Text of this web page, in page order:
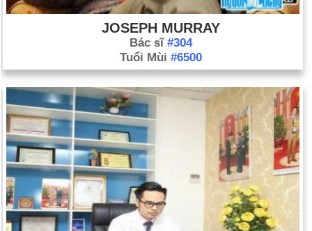
JOSEPH MURRAY
Bác sĩ #304
Tuổi Mùi #6500